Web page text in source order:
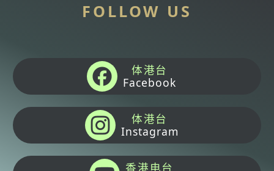
FOLLOW US
体港台
Facebook
体港台
Instagram
香港电台